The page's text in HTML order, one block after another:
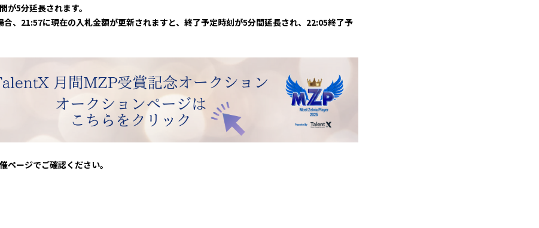
が5分延長されます。
、21:57に現在の入札金額が更新されますと、終了予定時刻が5分間延長され、22:05終了予
ページでご確認ください。